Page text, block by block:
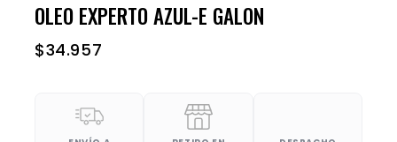
OLEO EXPERTO AZUL-E GALON
$34.957